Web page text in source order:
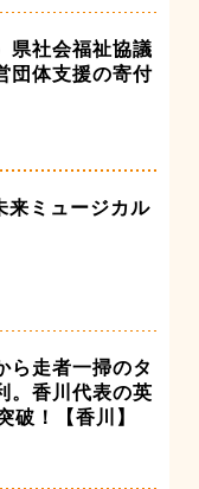
県社会福祉協議
団体支援の寄付
来ミュージカル
走者一掃のタ
。香川代表の英
破！【香川】